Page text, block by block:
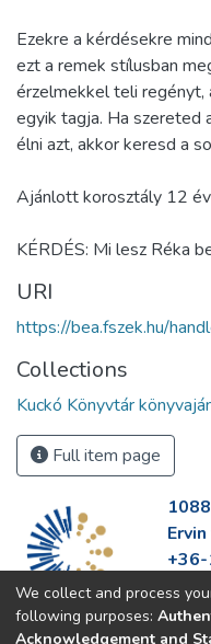
Ezekre a kérdésekre
ezt a remek stílusban
érzelmekkel teli regényt,
egyik tagja. Ha szereted
élni azt, akkor keresd a
Ajánlott korosztály 12
KÉRDÉS: Mi lesz Réka
URI
https://bea.fszek.hu/
Collections
Kuckó Könyvtár
Full item page
We collect and process
following purposes:
Acknowledgement and